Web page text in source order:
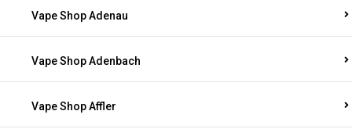
Vape Shop Adenau
Vape Shop Adenbach
Vape Shop Affler